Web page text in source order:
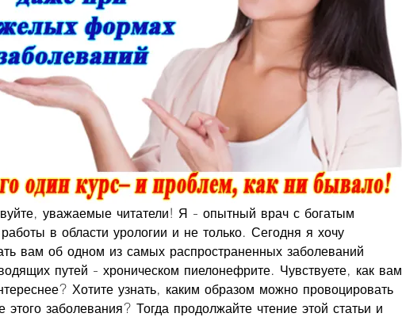
уважаемые читатели! Я - опытный врач с богатым
в области урологии и не только. Сегодня я хочу
вам об одном из самых распространенных заболеваний
путей - хроническом пиелонефрите. Чувствуете, как вам
Хотите узнать, каким образом можно провоцировать
этого заболевания? Тогда продолжайте чтение этой статьи и